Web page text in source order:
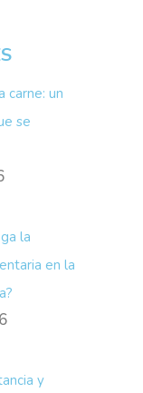
carne: un
se
la
en la
y